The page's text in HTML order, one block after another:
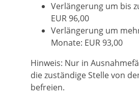
Verlängerung um bis
EUR 96,00
Verlängerung um
Monate: EUR 93,00
Hinweis: Nur in
die zuständige Stelle von
befreien.